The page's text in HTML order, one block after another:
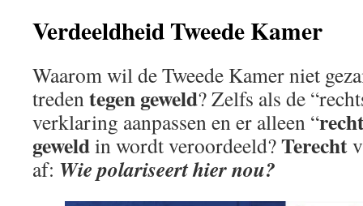
Verdeeldheid Tweede Kamer
Waarom wil de Tweede Kamer niet
tredentegen geweld? Zelfs als de
verklaring aanpassen en er alleen “
geweldin wordt veroordeeld?Terecht
af: Wie polariseert hier nou?